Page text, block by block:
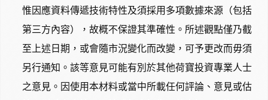
惟因應資料傳遞技術特性及須採用多項數據來源（包括
第三方內容），故概不保證其準確性。所述觀點僅乃截
至上述日期，或會隨市況變化而改變，可予更改而毋須
另行通知。該等意見可能有別於其他荷寶投資專業人士
之意見。因使用本材料或當中所載任何評論、意見或估